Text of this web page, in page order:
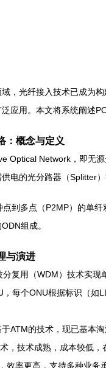
，光纤接入技术已成为
应用。本文将系统阐述
：概念与定义
Optical Network，即无
电的光分路器（Splitter
点到多点（P2MP）的单
组成。
与演进
分复用（WDM）技术实
每个ONU根据标识（如
于ATM的技术，现已基本淘
，技术成熟，成本较低
效率更高，支持多种业